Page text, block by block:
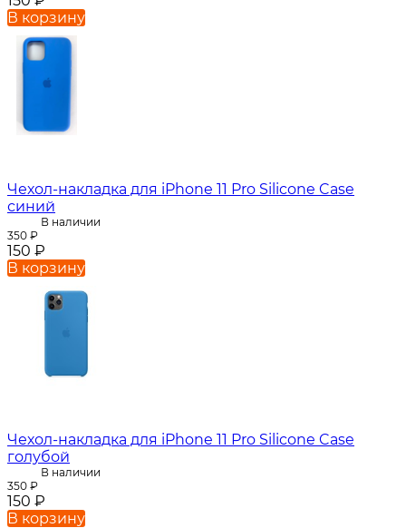
В корзину
Чехол-накладка для iPhone 11 Pro Silicone Case
синий
В наличии
350 ₽
150 ₽
В корзину
Чехол-накладка для iPhone 11 Pro Silicone Case
голубой
В наличии
350 ₽
150 ₽
В корзину